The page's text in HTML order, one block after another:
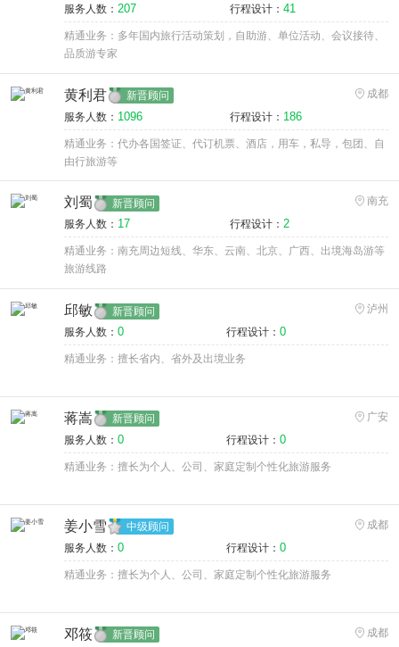
服务人数： 207 行程设计： 41
精通业务：多年国内旅行活动策划，自助游、单位活动、会议接待、
品质游专家
黄利君 新晋顾问
成都
服务人数： 1096 行程设计： 186
精通业务：代办各国签证、代订机票、酒店，用车，私导，包团、自
由行旅游等
刘蜀 新晋顾问
南充
服务人数： 17 行程设计： 2
精通业务：南充周边短线、华东、云南、北京、广西、出境海岛游等
旅游线路
邱敏 新晋顾问
泸州
服务人数： 0 行程设计： 0
精通业务：擅长省内、省外及出境业务
蒋嵩 新晋顾问
广安
服务人数： 0 行程设计： 0
精通业务：擅长为个人、公司、家庭定制个性化旅游服务
姜小雪 中级顾问
成都
服务人数： 0 行程设计： 0
精通业务：擅长为个人、公司、家庭定制个性化旅游服务
邓筱 新晋顾问
成都